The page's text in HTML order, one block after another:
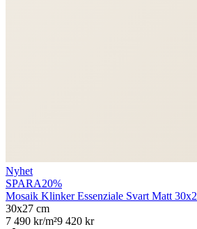
Nyhet
SPARA20%
Mosaik Klinker Essenziale Svart Matt
30x27 cm
7 490 kr/m²9 420 kr